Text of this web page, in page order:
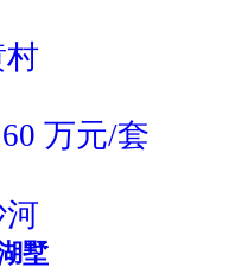
村
万元/套
河
墅